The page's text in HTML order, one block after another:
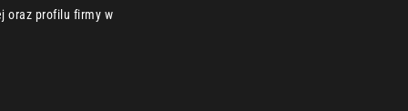
oraz profilu firmy w